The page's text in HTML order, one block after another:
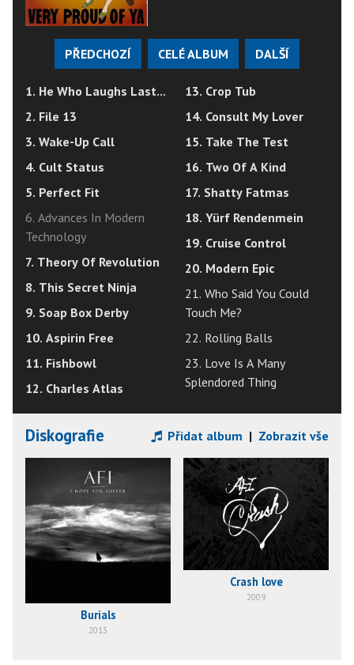
PŘEDCHOZÍ CELÉ ALBUM DALŠÍ
1. He Who Laughs Last...
2. File 13
3. Wake-Up Call
4. Cult Status
5. Perfect Fit
6. Advances In Modern
Technology
7. Theory Of Revolution
8. This Secret Ninja
9. Soap Box Derby
10. Aspirin Free
11. Fishbowl
12. Charles Atlas
13. Crop Tub
14. Consult My Lover
15. Take The Test
16. Two Of A Kind
17. Shatty Fatmas
18. Yürf Rendenmein
19. Cruise Control
20. Modern Epic
21. Who Said You Could
Touch Me?
22. Rolling Balls
23. Love Is A Many
Splendored Thing
Diskografie Přidat album | Zobrazit vše
Burials
2013
Crash love
2009